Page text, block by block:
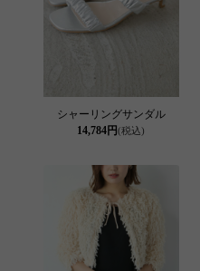
シャーリングサンダル
14,784円(税込)